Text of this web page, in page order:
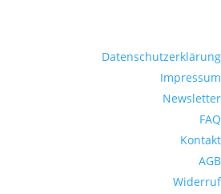
Datenschutzerklärung
Impressum
Newsletter
FAQ
Kontakt
AGB
Widerruf